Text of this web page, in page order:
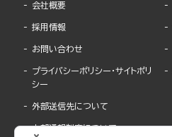
会社概要
採用情報
お問い合わせ
プライバシーポリシー・サイトポリ
シー
外部送信先について
内部通報制度について